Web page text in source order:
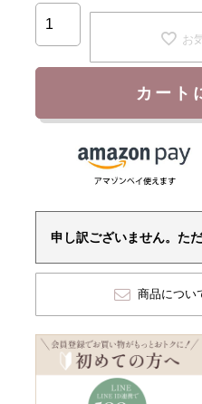
お
カート
申し訳ございません。た
商品につい